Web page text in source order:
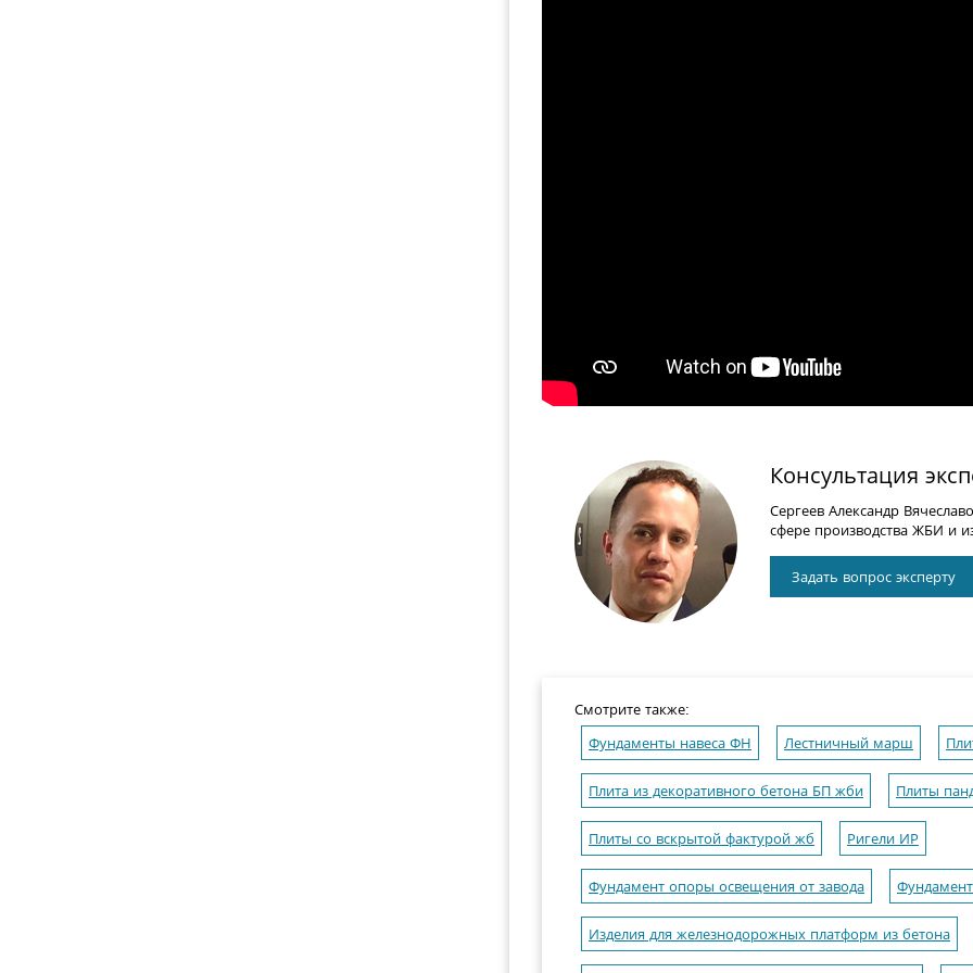
Консультация
Сергеев Александр
сфере производства ЖБИ и
Задать вопрос эксперту
Смотрите также:
Фундаменты навеса ФН Лестничный марш
Плита из декоративного бетона БП жби Плиты
Плиты со вскрытой фактурой жб Ригели ИР
Фундамент опоры освещения от завода Фундамент
Изделия для железнодорожных платформ из бетона